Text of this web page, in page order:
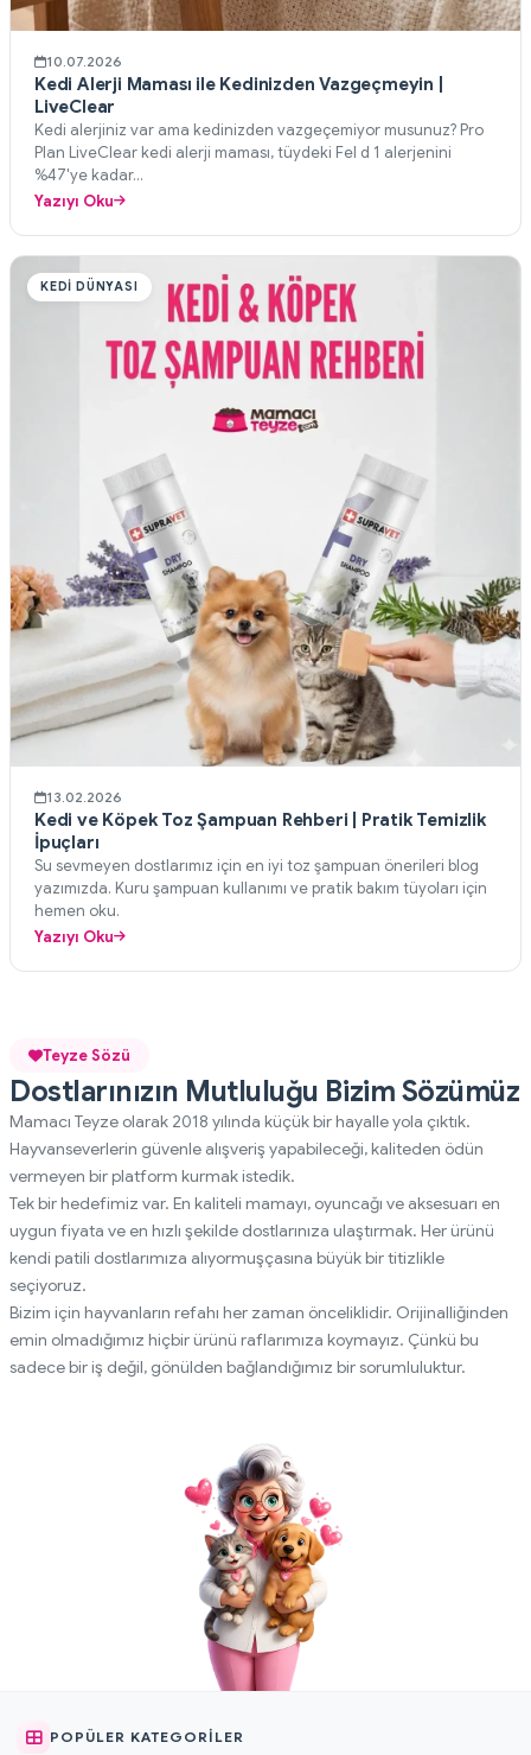
10.07.2026
Kedi Alerji Maması ile Kedinizden Vazgeçmeyin |
LiveClear
Kedi alerjiniz var ama kedinizden vazgeçemiyor musunuz? Pro
Plan LiveClear kedi alerji maması, tüydeki Fel d 1 alerjenini
%47'ye kadar...
Yazıyı Oku
KEDI DÜNYASI
13.02.2026
Kedi ve Köpek Toz Şampuan Rehberi | Pratik Temizlik
İpuçları
Su sevmeyen dostlarımız için en iyi toz şampuan önerileri blog
yazımızda. Kuru şampuan kullanımı ve pratik bakım tüyoları için
hemen oku.
Yazıyı Oku
Teyze Sözü
Dostlarınızın Mutluluğu Bizim Sözümüz
Mamacı Teyze olarak 2018 yılında küçük bir hayalle yola çıktık.
Hayvanseverlerin güvenle alışveriş yapabileceği, kaliteden ödün
vermeyen bir platform kurmak istedik.
Tek bir hedefimiz var. En kaliteli mamayı, oyuncağı ve aksesuarı en
uygun fiyata ve en hızlı şekilde dostlarınıza ulaştırmak. Her ürünü
kendi patili dostlarımıza alıyormuşçasına büyük bir titizlikle
seçiyoruz.
Bizim için hayvanların refahı her zaman önceliklidir. Orijinalliğinden
emin olmadığımız hiçbir ürünü raflarımıza koymayız. Çünkü bu
sadece bir iş değil, gönülden bağlandığımız bir sorumluluktur.
POPÜLER KATEGORILER